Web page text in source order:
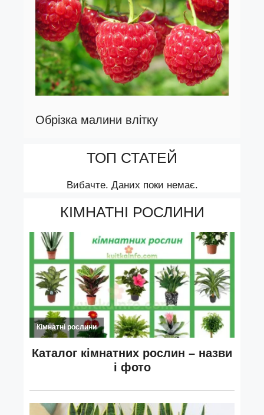
Обрізка малини влітку
ТОП СТАТЕЙ
Вибачте. Даних поки немає.
КІМНАТНІ РОСЛИНИ